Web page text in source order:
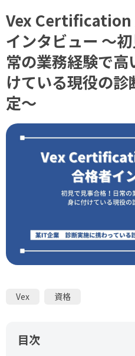
Vex Certification
インタビュー ～
常の業務経験で
けている現役の
定～
Vex 資格
目次